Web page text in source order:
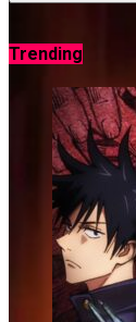
Trending